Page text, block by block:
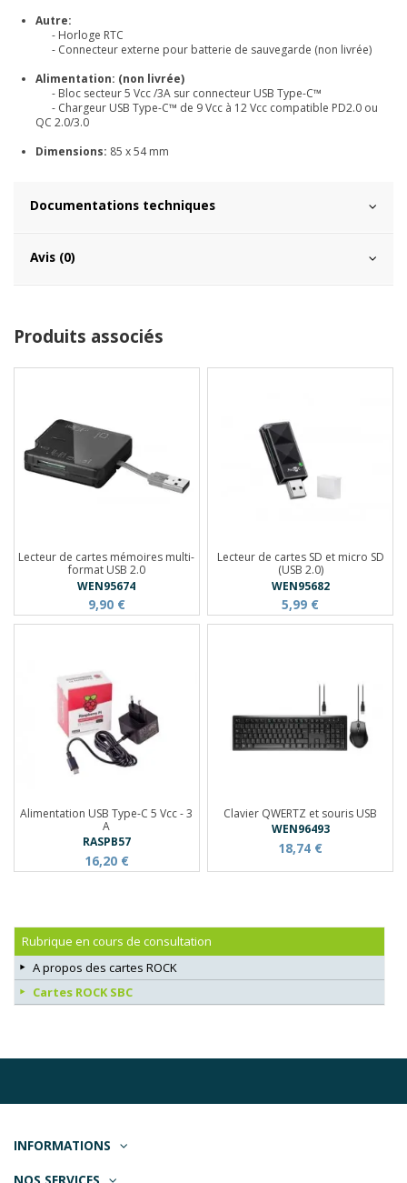
Autre:
- Horloge RTC
- Connecteur externe pour batterie de sauvegarde (non livrée)
Alimentation: (non livrée)
- Bloc secteur 5 Vcc /3A sur connecteur USB Type-C™
- Chargeur USB Type-C™ de 9 Vcc à 12 Vcc compatible PD2.0 ou
QC 2.0/3.0
Dimensions: 85 x 54 mm
Documentations techniques
Avis (0)
Produits associés
Lecteur de cartes mémoires multi-
format USB 2.0
WEN95674
9,90 €
Lecteur de cartes SD et micro SD
(USB 2.0)
WEN95682
5,99 €
Alimentation USB Type-C 5 Vcc - 3
A
RASPB57
16,20 €
Clavier QWERTZ et souris USB
WEN96493
18,74 €
Rubrique en cours de consultation
A propos des cartes ROCK
Cartes ROCK SBC
INFORMATIONS